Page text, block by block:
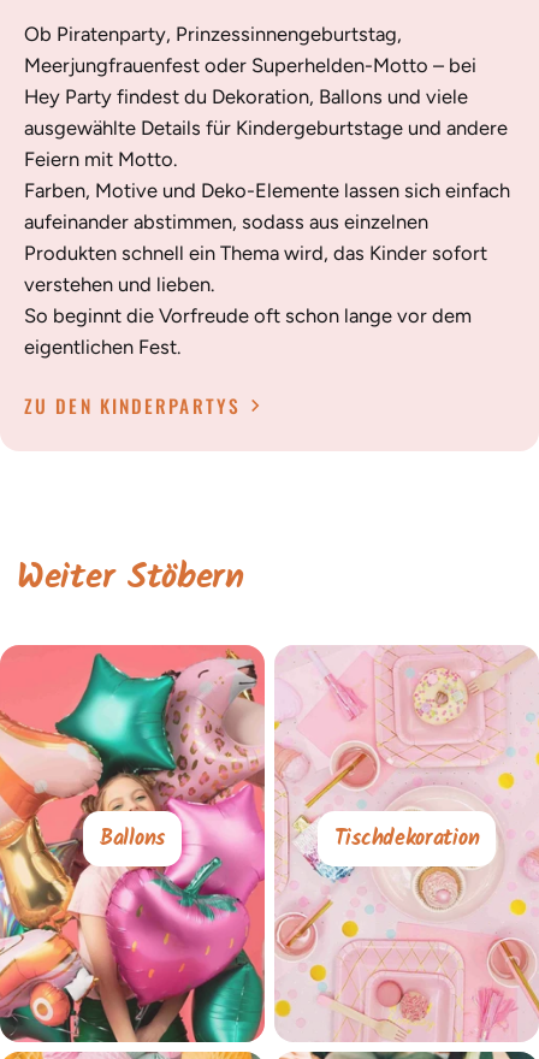
Ob Piratenparty, Prinzessinnengeburtstag,
Meerjungfrauenfest oder Superhelden-Motto – bei
Hey Party findest du Dekoration, Ballons und viele
ausgewählte Details für Kindergeburtstage und andere
Feiern mit Motto.
Farben, Motive und Deko-Elemente lassen sich einfach
aufeinander abstimmen, sodass aus einzelnen
Produkten schnell ein Thema wird, das Kinder sofort
verstehen und lieben.
So beginnt die Vorfreude oft schon lange vor dem
eigentlichen Fest.
ZU DEN KINDERPARTYS
Weiter Stöbern
Ballons Tischdekoration